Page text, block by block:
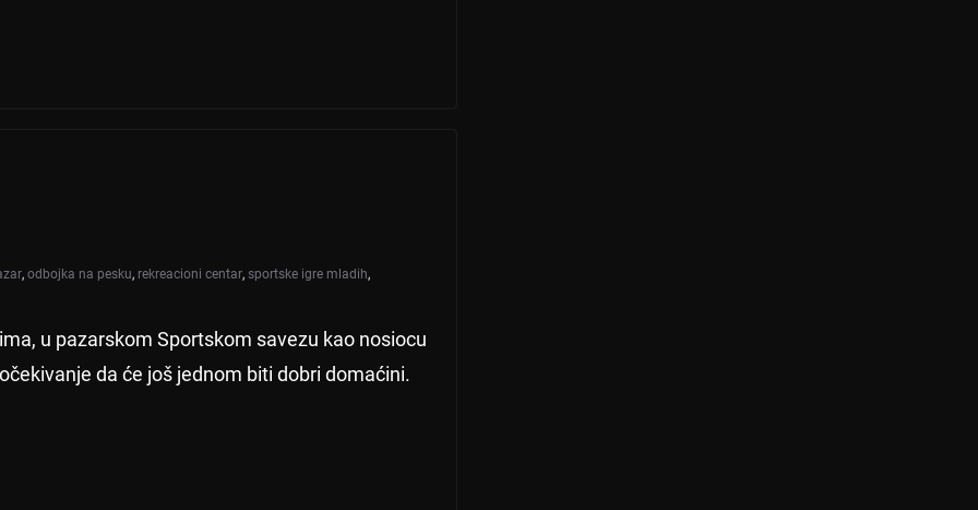
, odbojka na pesku, rekreacioni centar, sportske igre mladih,
u pazarskom Sportskom savezu kao nosiocu
da će još jednom biti dobri domaćini.